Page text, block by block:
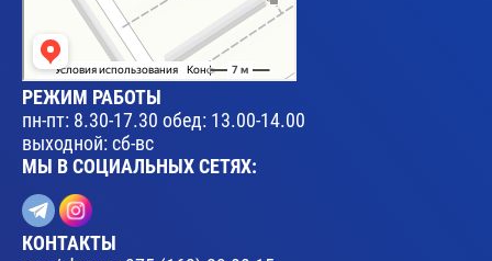
РЕЖИМ РАБОТЫ
пн-пт: 8.30-17.30 обед: 13.00-14.00
выходной: сб-вс
МЫ В СОЦИАЛЬНЫХ СЕТЯХ:
КОНТАКТЫ